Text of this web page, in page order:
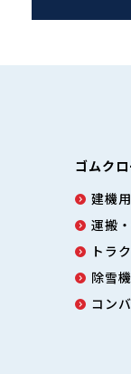
ゴムク
建機
運搬
トラ
除雪
コン